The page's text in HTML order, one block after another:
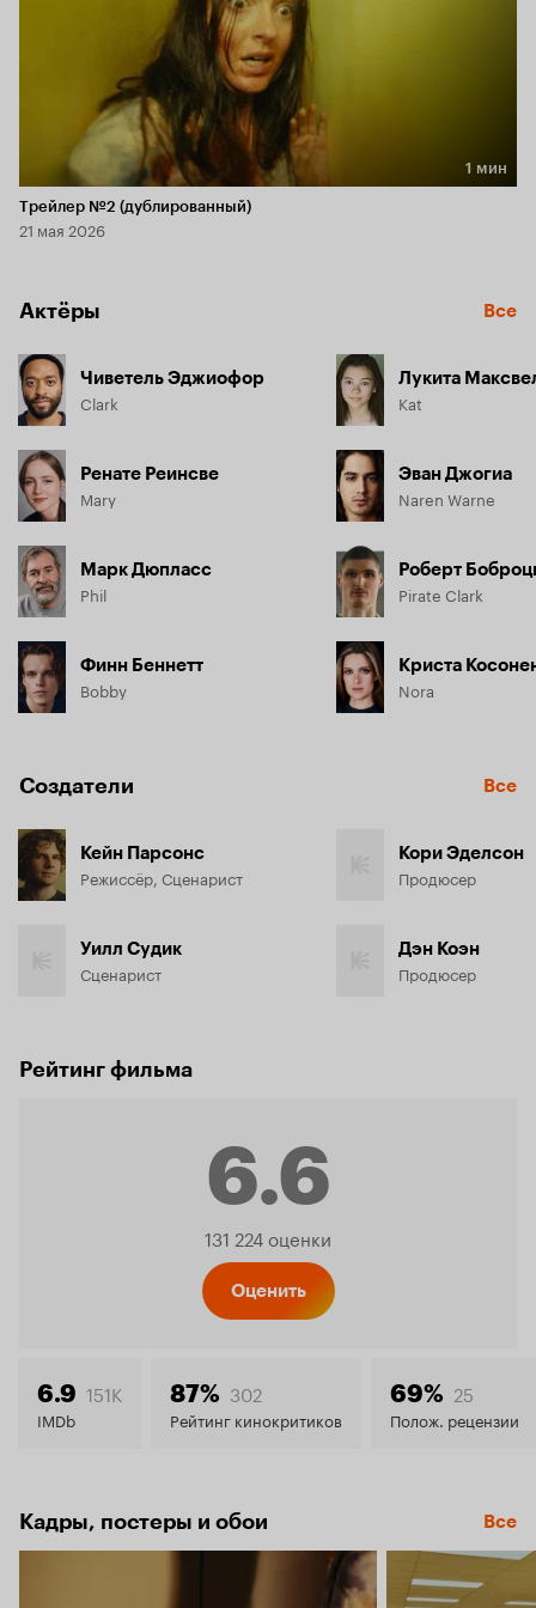
Длительность 1 мин
1 мин
Трейлер №2 (дублированный)
21 мая 2026
Актёры Все
Чиветель Эджиофор
Clark
Ренате Реинсве
Mary
Марк Дюпласс
Phil
Финн Беннетт
Bobby
Лукита
Kat
Эван Джогиа
Naren Warne
Роберт
Pirate Clark
Криста
Nora
Создатели Все
Кейн Парсонс
Режиссёр, Сценарист
Уилл Судик
Сценарист
Кори Эделсон
Продюсер
Дэн Коэн
Продюсер
Рейтинг фильма
6.6
Рейтинг
6.6
131 224 оценки
Оценить
6.9 151K
IMDb
87% 302
Рейтинг кинокритиков
69% 25
Полож. рецензии
Кадры, постеры и обои Все